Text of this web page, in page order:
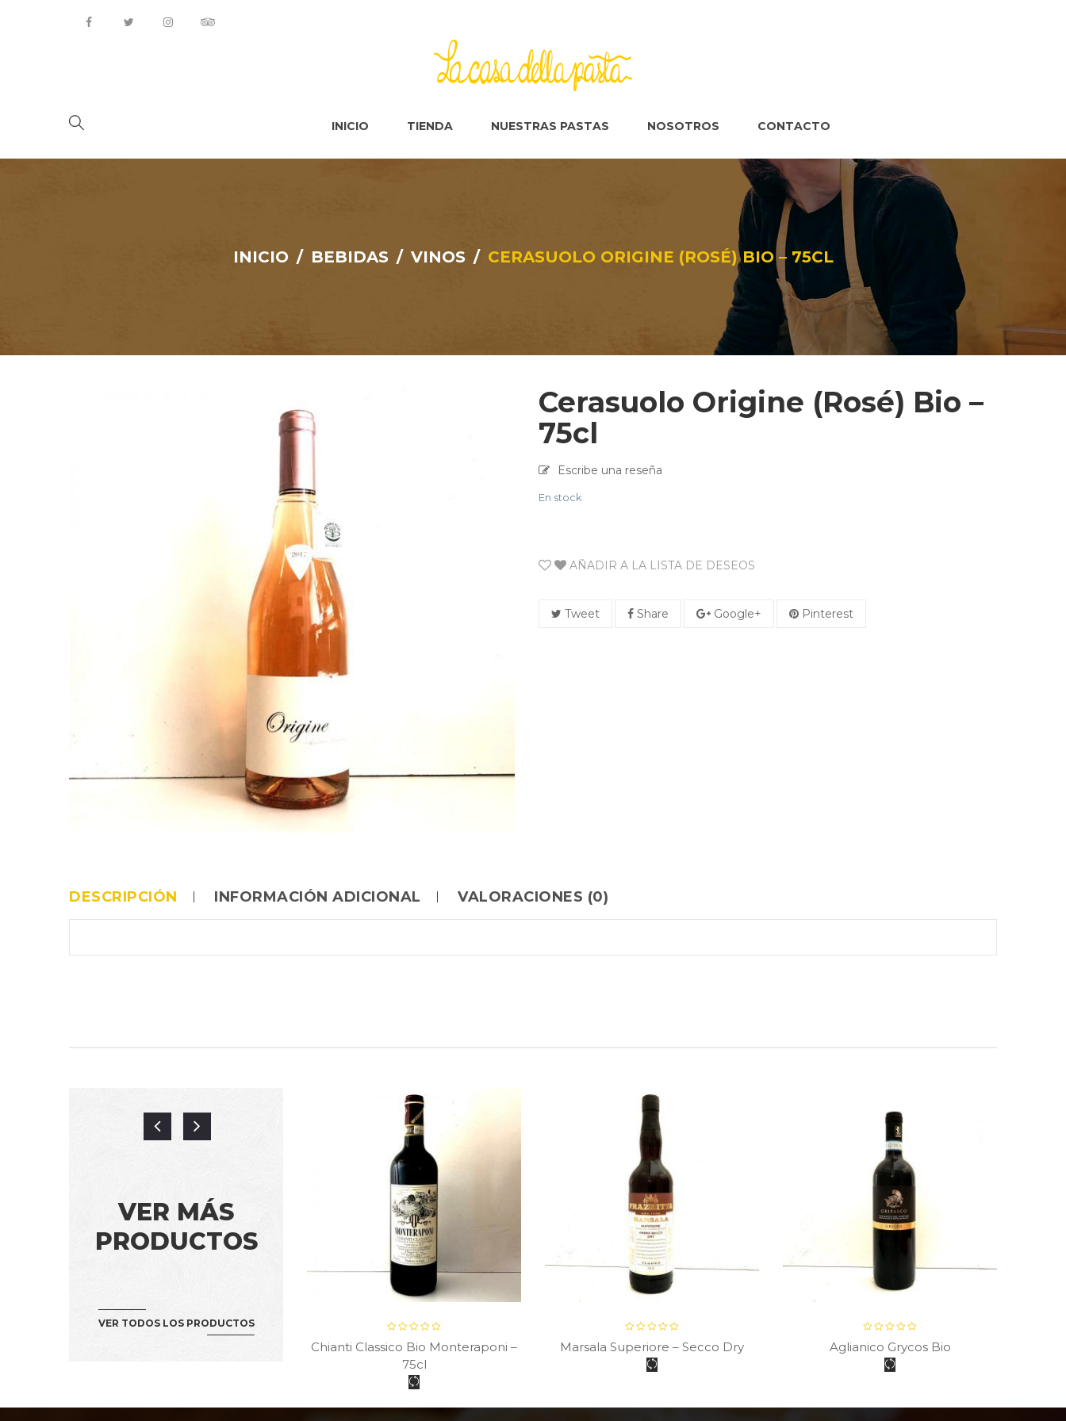
INICIO TIENDA NUESTRAS PASTAS NOSOTROS CONTACTO
INICIO / BEBIDAS / VINOS / CERASUOLO ORIGINE (ROSÉ) BIO – 75CL
Cerasuolo Origine (Rosé) Bio –
75cl
Escribe una reseña
En stock
AÑADIR A LA LISTA DE DESEOS
Tweet Share Google+ Pinterest
DESCRIPCIÓN INFORMACIÓN ADICIONAL VALORACIONES (0)
VER MÁS
PRODUCTOS
VER TODOS LOS PRODUCTOS
Chianti Classico Bio Monteraponi –
75cl
Marsala Superiore – Secco Dry Aglianico Grycos Bio